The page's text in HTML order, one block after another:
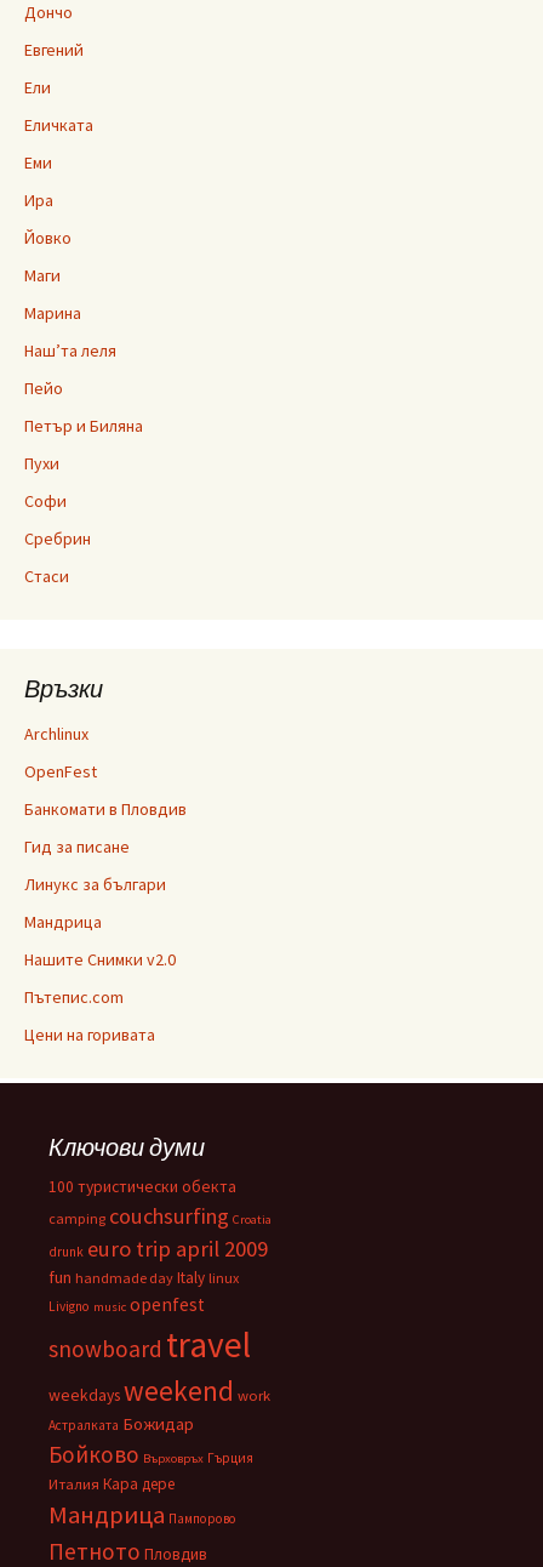
Дончо
Евгений
Ели
Еличката
Еми
Ира
Йовко
Маги
Марина
Наш’та леля
Пейо
Петър и Биляна
Пухи
Софи
Сребрин
Стаси
Връзки
Archlinux
OpenFest
Банкомати в Пловдив
Гид за писане
Линукс за българи
Мандрица
Нашите Снимки v2.0
Пътепис.com
Цени на горивата
Ключови думи
100 туристически обекта
camping couchsurfing Croatia
drunk euro trip april 2009
fun handmade day Italy linux
Livigno music openfest
snowboard travel
weekdaysweekend work
Астралката Божидар
Бойково Върховръх Гърция
Италия Кара дере
Мандрица Пампорово
Петното Пловдив